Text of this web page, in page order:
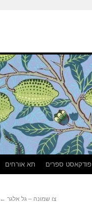
פודקאסט ספרים תא אורחים
צו שמונה – גל אלגר ←